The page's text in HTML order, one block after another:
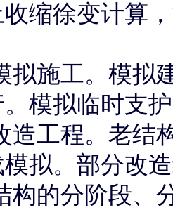
缩徐变计算
施工。模拟
模拟临时支
工程。老结
拟。部分改
的分阶段、